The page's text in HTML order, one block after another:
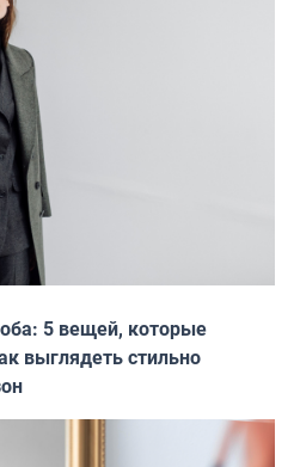
5 вещей, которые
выглядеть стильно